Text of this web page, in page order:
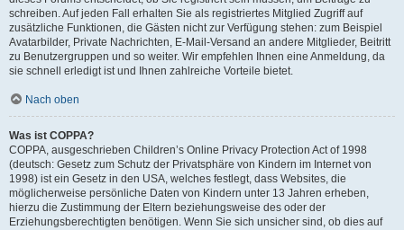
schreiben. Auf jeden Fall erhalten Sie als registriertes Mitglied Zugriff auf
zusätzliche Funktionen, die Gästen nicht zur Verfügung stehen: zum Beispiel
Avatarbilder, Private Nachrichten, E-Mail-Versand an andere Mitglieder, Beitritt
zu Benutzergruppen und so weiter. Wir empfehlen Ihnen eine Anmeldung, da
sie schnell erledigt ist und Ihnen zahlreiche Vorteile bietet.
Nach oben
Was ist COPPA?
COPPA, ausgeschrieben Children’s Online Privacy Protection Act of 1998
(deutsch: Gesetz zum Schutz der Privatsphäre von Kindern im Internet von
1998) ist ein Gesetz in den USA, welches festlegt, dass Websites, die
möglicherweise persönliche Daten von Kindern unter 13 Jahren erheben,
hierzu die Zustimmung der Eltern beziehungsweise des oder der
Erziehungsberechtigten benötigen. Wenn Sie sich unsicher sind, ob dies auf